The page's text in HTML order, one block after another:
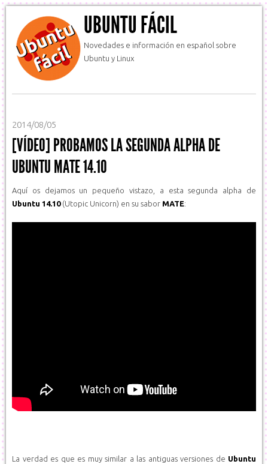
UBUNTU FÁCIL
Novedades e información en español sobre
Ubuntu y Linux
2014/08/05
[VÍDEO] PROBAMOS LA SEGUNDA ALPHA DE
UBUNTU MATE 14.10
Aquí os dejamos un pequeño vistazo, a esta segunda alpha de
Ubuntu 14.10(Utopic Unicorn) en su sabor MATE:
La verdad es que es muy similar a las antiguas versiones de Ubuntu